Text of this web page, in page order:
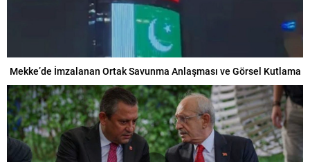
Mekke’de İmzalanan Ortak Savunma Anlaşması ve Görsel Kutlama